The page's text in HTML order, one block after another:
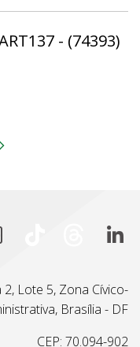
- (74393)
Lote 5, Zona Cívico-
Brasília - DF
CEP: 70.094-902